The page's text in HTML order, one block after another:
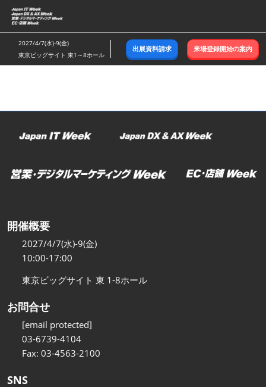
ス
キ
ッ
し
む
2027/4/7(水)-9(金)
東京ビッグサイト 東1～8ホール
出展資料請求 来場登録開始の案内
開催概要
2027/4/7(水)-9(金)
10:00-17:00
東京ビッグサイト 東 1-8ホール
お問合せ
[email protected]
03-6739-4104
Fax: 03-4563-2100
SNS